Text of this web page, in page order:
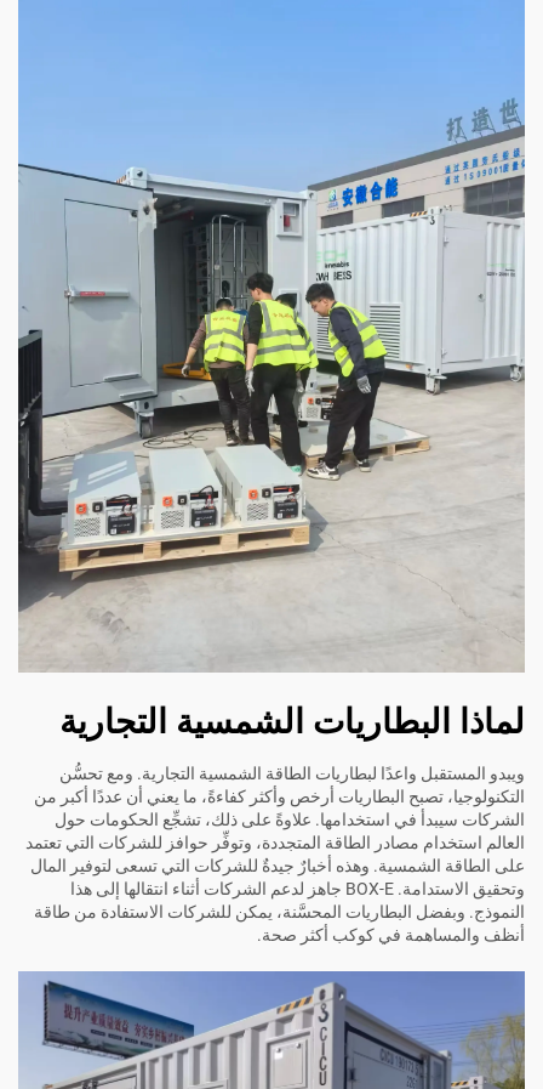
لماذا البطاريات الشمسية التجارية
ويبدو المستقبل واعدًا لبطاريات الطاقة الشمسية التجارية. ومع تحسُّن
التكنولوجيا، تصبح البطاريات أرخص وأكثر كفاءةً، ما يعني أن عددًا أكبر من
الشركات سيبدأ في استخدامها. علاوةً على ذلك، تشجِّع الحكومات حول
العالم استخدام مصادر الطاقة المتجددة، وتوفِّر حوافز للشركات التي تعتمد
على الطاقة الشمسية. وهذه أخبارٌ جيدةٌ للشركات التي تسعى لتوفير المال
وتحقيق الاستدامة. BOX-E جاهز لدعم الشركات أثناء انتقالها إلى هذا
النموذج. وبفضل البطاريات المحسَّنة، يمكن للشركات الاستفادة من طاقة
أنظف والمساهمة في كوكب أكثر صحة.